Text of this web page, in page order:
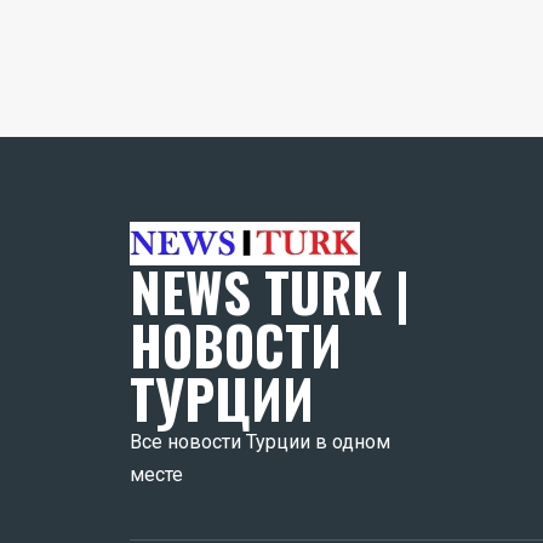
NEWS TURK |
НОВОСТИ
ТУРЦИИ
Все новости Турции в одном
месте